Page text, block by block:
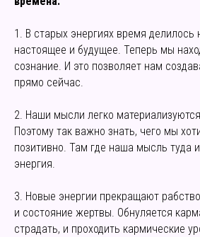
1. В старых энергиях время делилось
настоящее и будущее. Теперь мы
сознание. И это позволяет нам
прямо сейчас.
2. Наши мысли легко
Поэтому так важно знать, чего мы
позитивно. Там где наша мысль туда
энергия.
3. Новые энергии прекращают
и состояние жертвы. Обнуляется
страдать, и проходить кармические